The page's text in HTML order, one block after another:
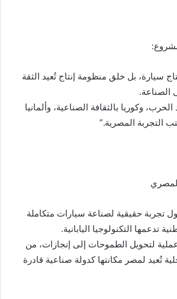
سيارة، بل خلق منظومة إنتاج تُعيد الثقة
وكوريا بالثقافة الصناعية، وألمانيا
التجربة المصرية.”
تجربة حقيقية لصناعة سيارات متكاملة
تدعمها التكنولوجيا اليابانية.
لتحويل الطموحات إلى إنجازات، من
تُعيد لمصر مكانتها كدولة صناعية قادرة